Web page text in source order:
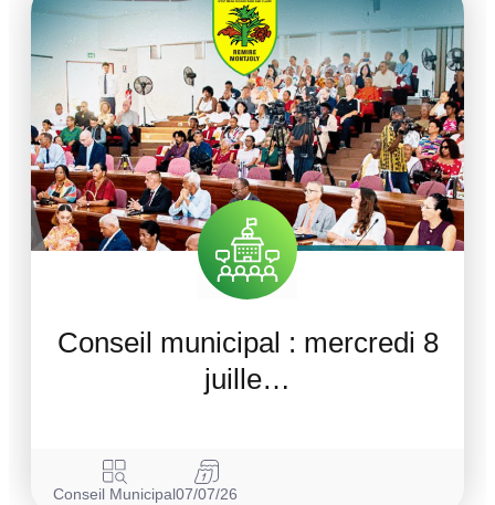
Conseil municipal : mercredi 8
juille…
Conseil Municipal07/07/26